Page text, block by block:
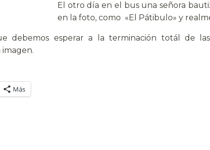
El otro día en el bus una señora
en la foto, como «El Pátibulo» y
debemos esperar a la terminación totál de
Más